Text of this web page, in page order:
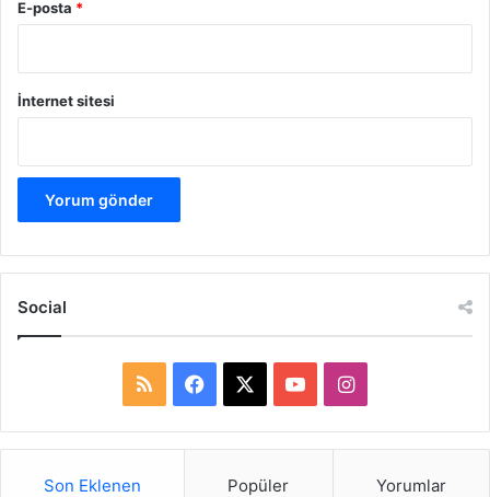
E-posta *
İnternet sitesi
Social
S
a
o
I
n
Son Eklenen Popüler Yorumlar